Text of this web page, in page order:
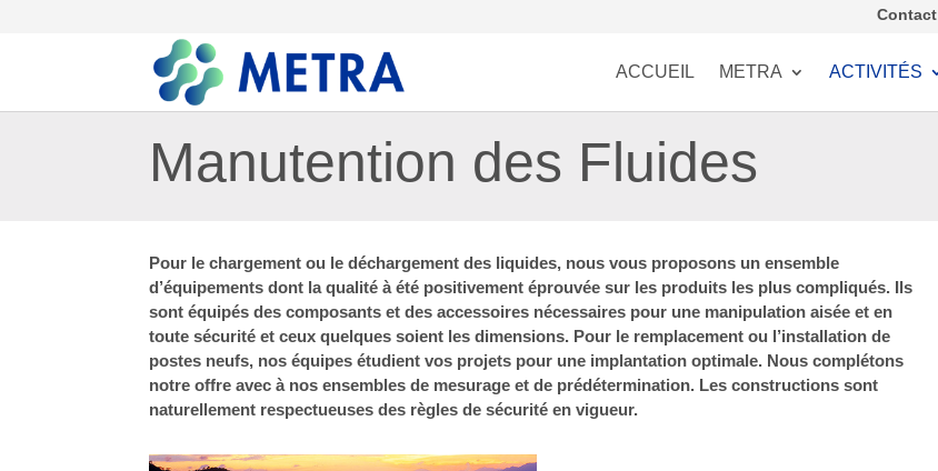
Contact
ACCUEIL METRA ACTIVITÉS
Manutention des Fluides
Pour le chargement ou le déchargement des liquides, nous vous proposons un ensemble
d’équipements dont la qualité à été positivement éprouvée sur les produits les plus compliqués. Ils
sont équipés des composants et des accessoires nécessaires pour une manipulation aisée et en
toute sécurité et ceux quelques soient les dimensions. Pour le remplacement ou l’installation de
postes neufs, nos équipes étudient vos projets pour une implantation optimale. Nous complétons
notre offre avec à nos ensembles de mesurage et de prédétermination. Les constructions sont
naturellement respectueuses des règles de sécurité en vigueur.